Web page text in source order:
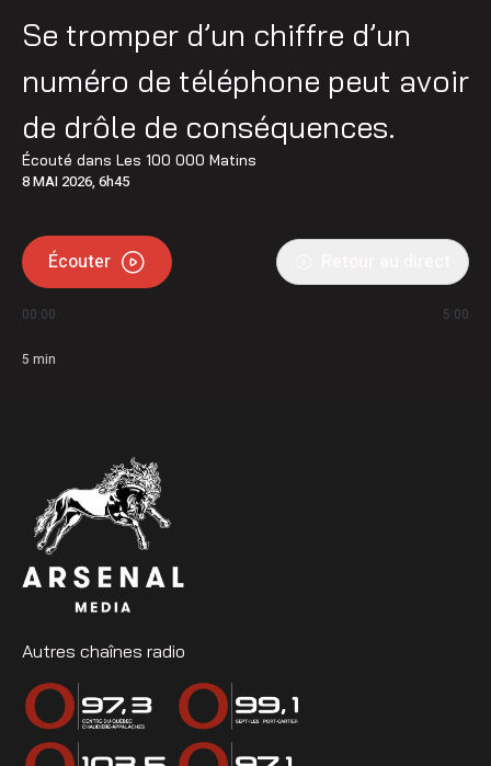
Se tromper d’un chiffre d’un
numéro de téléphone peut avoir
de drôle de conséquences.
Écouté dans Les 100 000 Matins
8 MAI 2026, 6h45
Écouter
00:00 5:00
5 min
Autres chaînes radio